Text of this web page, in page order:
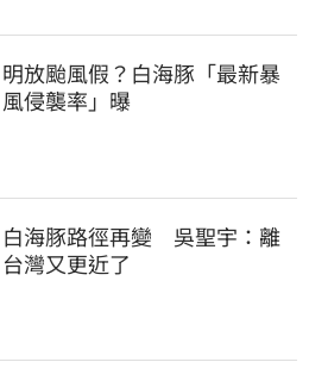
明放颱風假？白海豚「最新暴
風侵襲率」曝
白海豚路徑再變　吳聖宇：離
台灣又更近了